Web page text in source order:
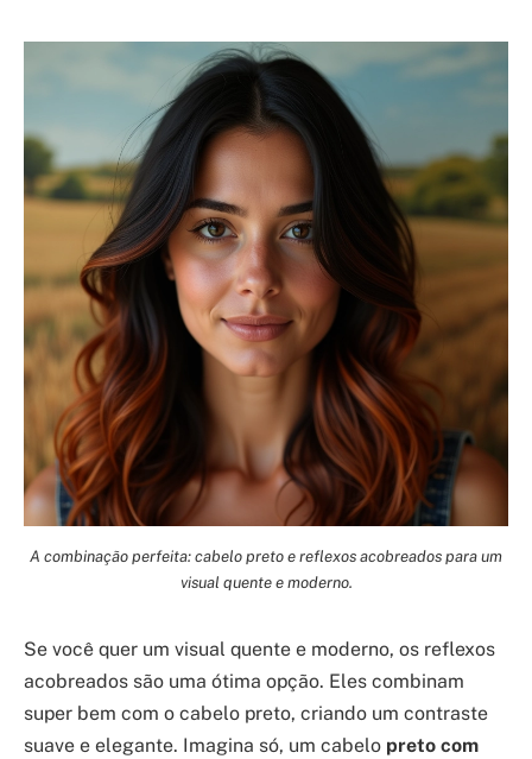
A combinação perfeita: cabelo preto e reflexos acobreados para um
visual quente e moderno.
Se você quer um visual quente e moderno, os reflexos
acobreados são uma ótima opção. Eles combinam
super bem com o cabelo preto, criando um contraste
suave e elegante. Imagina só, um cabelo preto com